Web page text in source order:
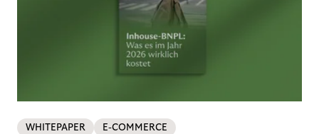
WHITEPAPER E-COMMERCE